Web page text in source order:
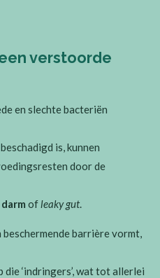
verstoorde
en slechte bacteriën
is, kunnen
door de
ofleaky gut.
beschermende barrière vormt,
die ‘indringers’, wat tot allerlei